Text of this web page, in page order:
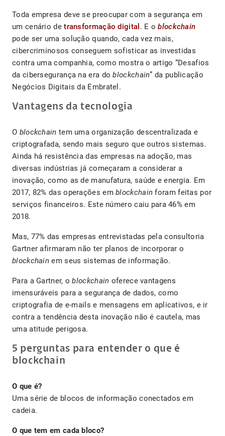
Toda empresa deve se preocupar com a segurança em
um cenário detransformação digital . E oblockchain
pode ser uma solução quando, cada vez mais,
cibercriminosos conseguem sofisticar as investidas
contra uma companhia, como mostra o artigo “Desafios
da cibersegurança na era doblockchain” da publicação
Negócios Digitais da Embratel.
Vantagens da tecnologia
O blockchain tem uma organização descentralizada e
criptografada, sendo mais seguro que outros sistemas.
Ainda há resistência das empresas na adoção, mas
diversas indústrias já começaram a considerar a
inovação, como as de manufatura, saúde e energia. Em
2017, 82% das operações emblockchain foram feitas por
serviços financeiros. Este número caiu para 46% em
2018.
Mas, 77% das empresas entrevistadas pela consultoria
Gartner afirmaram não ter planos de incorporar o
blockchain em seus sistemas de informação.
Para a Gartner, oblockchain oferece vantagens
imensuráveis para a segurança de dados, como
criptografia de e-mails e mensagens em aplicativos, e ir
contra a tendência desta inovação não é cautela, mas
uma atitude perigosa.
5 perguntas para entender o que é
blockchain
O que é?
Uma série de blocos de informação conectados em
cadeia.
O que tem em cada bloco?